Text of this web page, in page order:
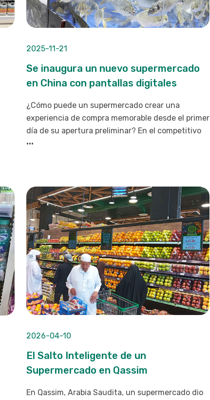
2025-11-21
Se inaugura un nuevo supermercado
en China con pantallas digitales
¿Cómo puede un supermercado crear una
experiencia de compra memorable desde el primer
día de su apertura preliminar? En el competitivo
···
2026-04-10
El Salto Inteligente de un
Supermercado en Qassim
En Qassim, Arabia Saudita, un supermercado dio